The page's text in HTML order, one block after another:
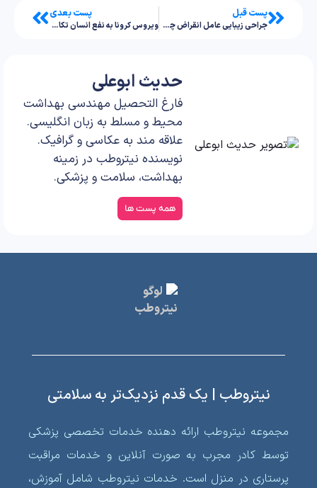
پست قبل
جراحی زیبایی عامل انقراض چهره‌ی اصیل ایرانی شده است!
پست بعدی
ویروس کرونا به نفع انسان تکامل پیدا می‌کند!
حدیث ابوعلی
فارغ التحصیل مهندسی بهداشت
محیط و مسلط به زبان انگلیسی.
علاقه مند به عکاسی و گرافیک.
نویسنده نیتروطب در زمینه
بهداشت، سلامت و پزشکی.
همه پست ها
نیتروطب | یک قدم نزدیک‌تر به سلامتی
مجموعه نیتروطب ارائه دهنده خدمات تخصصی پزشکی
توسط کادر مجرب به صورت آنلاین و خدمات مراقبت
پرستاری در منزل است. خدمات نیتروطب شامل آموزش،